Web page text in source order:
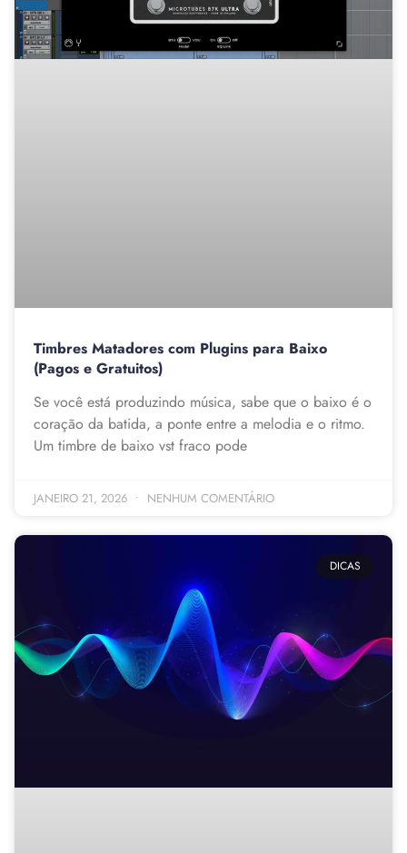
Timbres Matadores com Plugins para Baixo
(Pagos e Gratuitos)
Se você está produzindo música, sabe que o baixo é o
coração da batida, a ponte entre a melodia e o ritmo.
Um timbre de baixo vst fraco pode
JANEIRO 21, 2026 NENHUM COMENTÁRIO
DICAS